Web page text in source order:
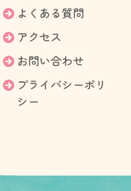
よくある質問
アクセス
お問い合わせ
プライバシーポリ
シー